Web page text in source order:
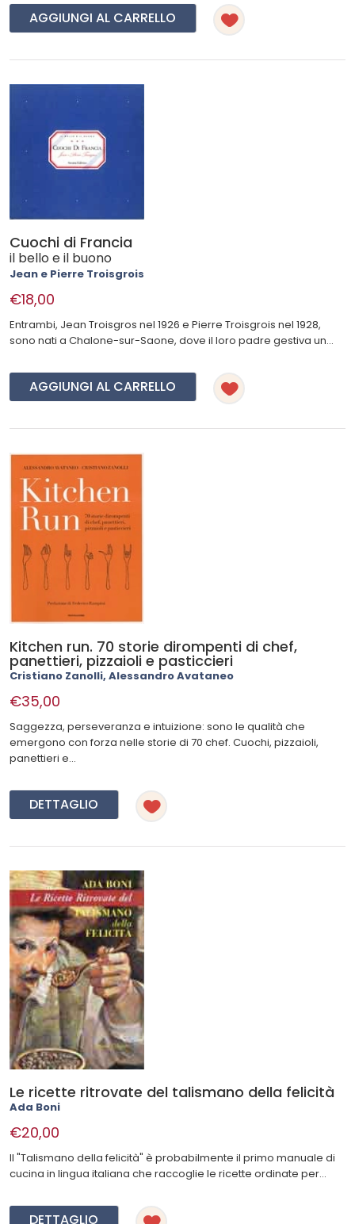
AGGIUNGI AL CARRELLO
Cuochi di Francia
il bello e il buono
Jean e Pierre Troisgrois
€18,00
Entrambi, Jean Troisgros nel 1926 e Pierre Troisgrois nel 1928,
sono nati a Chalone-sur-Saone, dove il loro padre gestiva un...
AGGIUNGI AL CARRELLO
Kitchen run. 70 storie dirompenti di chef,
panettieri, pizzaioli e pasticcieri
Cristiano Zanolli, Alessandro Avataneo
€35,00
Saggezza, perseveranza e intuizione: sono le qualità che
emergono con forza nelle storie di 70 chef. Cuochi, pizzaioli,
panettieri e...
DETTAGLIO
Le ricette ritrovate del talismano della felicità
Ada Boni
€20,00
Il "Talismano della felicità" è probabilmente il primo manuale di
cucina in lingua italiana che raccoglie le ricette ordinate per...
DETTAGLIO